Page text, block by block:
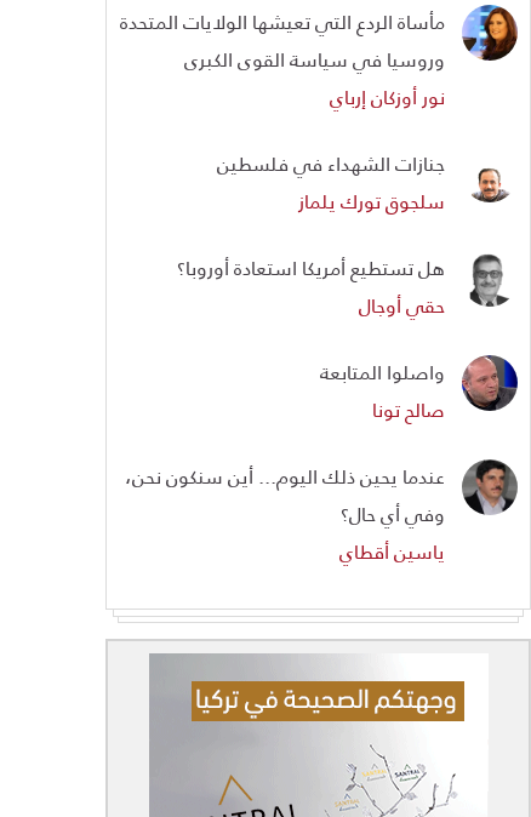
مأساة الردع التي تعيشها الولايات المتحدة
وروسيا في سياسة القوى الكبرى
نور أوزكان إرباي
جنازات الشهداء في فلسطين
سلجوق تورك يلماز
هل تستطيع أمريكا استعادة أوروبا؟
حقي أوجال
واصلوا المتابعة
صالح تونا
عندما يحين ذلك اليوم... أين سنكون نحن،
وفي أي حال؟
ياسين أقطاي